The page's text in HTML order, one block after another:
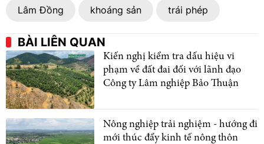
Lâm Đồng khoáng sản trái phép
BÀI LIÊN QUAN
Kiến nghị kiểm tra dấu hiệu vi
phạm về đất đai đối với lãnh đạo
Công ty Lâm nghiệp Bảo Thuận
Nông nghiệp trải nghiệm - hướng đi
mới thúc đẩy kinh tế nông thôn